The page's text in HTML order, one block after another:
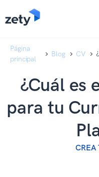
Página
principal
Blog CV
¿Cuál es
para tu
CREA